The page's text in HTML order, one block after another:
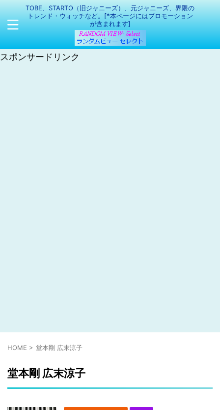
TOBE、STARTO（旧ジャニーズ）、元ジャニーズ、界隈の
トレンド・ウォッチなど。[*本ページにはプロモーション
が含まれます]
スポンサードリンク
HOME > 堂本剛 広末涼子
堂本剛 広末涼子